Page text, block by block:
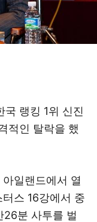
랭킹 1위 신진
적인 탈락을 했
일랜드에서 열
스 16강에서 중
분 사투를 벌